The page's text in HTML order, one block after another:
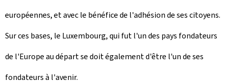
européennes, et avec le bénéfice de l'adhésion de ses citoyens.
Sur ces bases, le Luxembourg, qui fut l'un des pays fondateurs
de l'Europe au départ se doit également d'être l'un de ses
fondateurs à l'avenir.